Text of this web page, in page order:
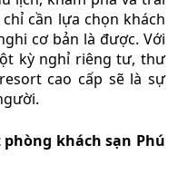
cần lựa chọn khách
cơ bản là được. Với
kỳ nghỉ riêng tư, thư
cao cấp sẽ là sự
phòng khách sạn Phú